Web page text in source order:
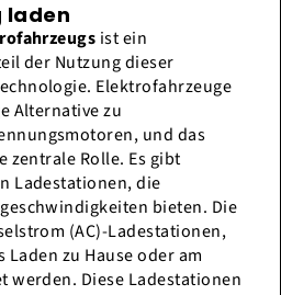
laden
ist ein
der Nutzung dieser
Elektrofahrzeuge
Alternative zu
und das
zentrale Rolle. Es gibt
Ladestationen, die
bieten. Die
(AC)-Ladestationen,
zu Hause oder am
werden. Diese Ladestationen